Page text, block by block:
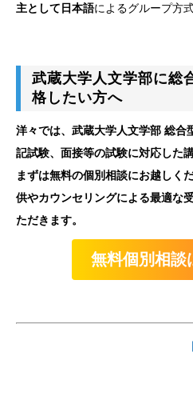
主として日本語によるグループ方
武蔵大学人文学部に総
格したい方へ
洋々では、武蔵大学人文学部 総合
記試験、面接等の試験に対応した
まずは無料の個別相談にお越しく
供やカウンセリングによる最適な
ただきます。
無料個別相談